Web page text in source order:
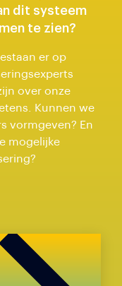
dit systeem
te zien?
er op
over onze
Kunnen we
vormgeven? En
mogelijke